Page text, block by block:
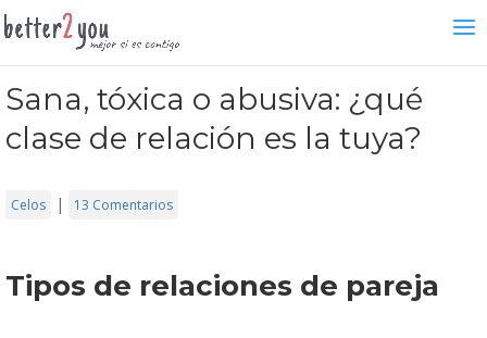
Sana, tóxica o abusiva: ¿qué
clase de relación es la tuya?
Celos | 13 Comentarios
Tipos de relaciones de pareja